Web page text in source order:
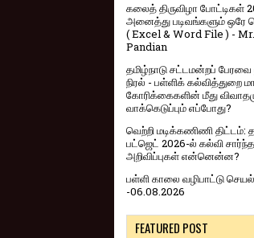
கலைத் திருவிழா போட்டிகள்
அனைத்து படிவங்களும் ஒரே
( Excel & Word File ) -
Pandian
தமிழ்நாடு சட்டமன்றப் பேரவை
நிரல் - பள்ளிக் கல்வித்துறை
கோரிக்கைகளின் மீது
வாக்கெடுப்பும் எப்போது?
வெற்றி மடிக்கணிணி திட்டம்:
பட்ஜெட் 2026-ல் கல்வி சார்ந்த
அறிவிப்புகள் என்னென்ன?
பள்ளி காலை வழிபாட்டு
-06.08.2026
FEATURED POST